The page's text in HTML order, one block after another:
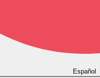
Español